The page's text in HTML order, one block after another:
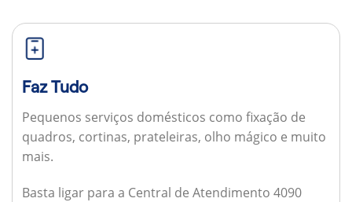
Faz Tudo
Pequenos serviços domésticos como fixação de
quadros, cortinas, prateleiras, olho mágico e muito
mais.
Basta ligar para a Central de Atendimento 4090